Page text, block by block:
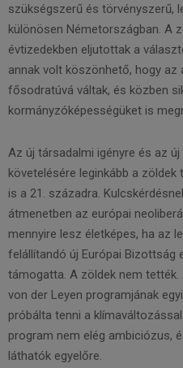
szükségszerű és törvényszerű,
különösen Németországban. A
évtizedekben eljutottak a
annak volt köszönhető, hogy az
fősodratúvá váltak, és közben
kormányzóképességüket is
Az új társadalmi igényre és az
követelésére leginkább a
is a 21. századra.
átmenetben az európai
mennyire lesz életképes, ha az
felállítandó új Európai Bizottság
támogatta. A zöldek nem tették.
von der Leyen programjának
próbálta tenni a
program nem elég ambiciózus,
láthatók egyelőre.